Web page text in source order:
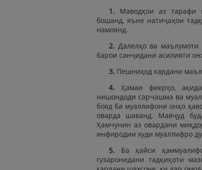
1. Маводҳои аз тарафи
бошанд, яъне натиҷаҳои
намоянд.
2. Далелҳо ва
барои санҷидани асилияти
3. Пешниҳод кардани
4.Ҳамаи фикрҳо,
нишондоди сарчашма ва
бояд ба муаллифони онҳо
оварда шаванд. Мавҷуд
Ҳамчунин аз овардани
инфиродии худи муаллифро
5. Ба ҳайси
гузаронидани тадқиқоти